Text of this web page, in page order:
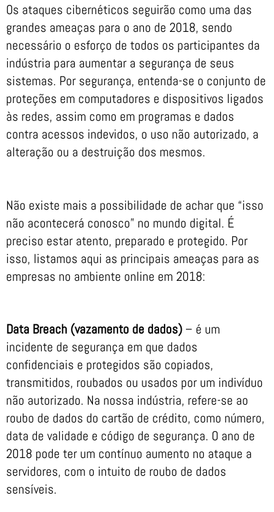
Os ataques cibernéticos seguirão como uma das
grandes ameaças para o ano de 2018, sendo
necessário o esforço de todos os participantes da
indústria para aumentar a segurança de seus
sistemas. Por segurança, entenda-se o conjunto de
proteções em computadores e dispositivos ligados
às redes, assim como em programas e dados
contra acessos indevidos, o uso não autorizado, a
alteração ou a destruição dos mesmos.
Não existe mais a possibilidade de achar que “isso
não acontecerá conosco” no mundo digital. É
preciso estar atento, preparado e protegido. Por
isso, listamos aqui as principais ameaças para as
empresas no ambiente online em 2018:
Data Breach (vazamento de dados) – é um
incidente de segurança em que dados
confidenciais e protegidos são copiados,
transmitidos, roubados ou usados por um indivíduo
não autorizado. Na nossa indústria, refere-se ao
roubo de dados do cartão de crédito, como número,
data de validade e código de segurança. O ano de
2018 pode ter um contínuo aumento no ataque a
servidores, com o intuito de roubo de dados
sensíveis.